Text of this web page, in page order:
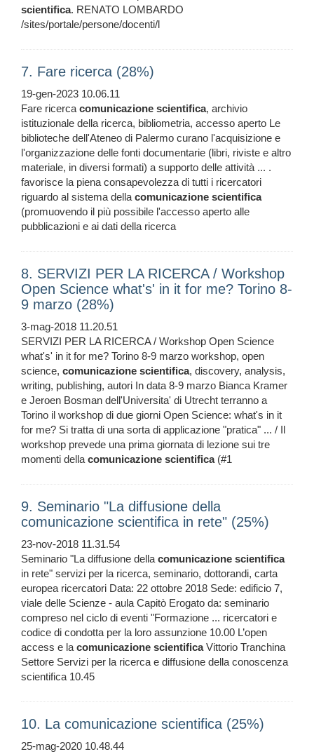
scientifica. RENATO LOMBARDO
/sites/portale/persone/docenti/l
7. Fare ricerca (28%)
19-gen-2023 10.06.11
Fare ricercacomunicazione scientifica, archivio
istituzionale della ricerca, bibliometria, accesso aperto Le
biblioteche dell'Ateneo di Palermo curano l'acquisizione e
l'organizzazione delle fonti documentarie (libri, riviste e altro
materiale, in diversi formati) a supporto delle attività ... .
favorisce la piena consapevolezza di tutti i ricercatori
riguardo al sistema dellacomunicazione scientifica
(promuovendo il più possibile l'accesso aperto alle
pubblicazioni e ai dati della ricerca
8. SERVIZI PER LA RICERCA / Workshop
Open Science what's' in it for me? Torino 8-
9 marzo (28%)
3-mag-2018 11.20.51
SERVIZI PER LA RICERCA / Workshop Open Science
what's' in it for me? Torino 8-9 marzo workshop, open
science, comunicazione scientifica, discovery, analysis,
writing, publishing, autori In data 8-9 marzo Bianca Kramer
e Jeroen Bosman dell'Universita' di Utrecht terranno a
Torino il workshop di due giorni Open Science: what's in it
for me? Si tratta di una sorta di applicazione "pratica" ... / Il
workshop prevede una prima giornata di lezione sui tre
momenti dellacomunicazione scientifica(#1
9. Seminario "La diffusione della
comunicazione scientifica in rete" (25%)
23-nov-2018 11.31.54
Seminario "La diffusione dellacomunicazione scientifica
in rete" servizi per la ricerca, seminario, dottorandi, carta
europea ricercatori Data: 22 ottobre 2018 Sede: edificio 7,
viale delle Scienze - aula Capitò Erogato da: seminario
compreso nel ciclo di eventi "Formazione ... ricercatori e
codice di condotta per la loro assunzione 10.00 L’open
access e lacomunicazione scientificaVittorio Tranchina
Settore Servizi per la ricerca e diffusione della conoscenza
scientifica 10.45
10. La comunicazione scientifica (25%)
25-mag-2020 10.48.44